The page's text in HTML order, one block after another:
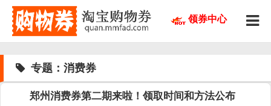
领券中心
专题：消费券
郑州消费券第二期来啦！领取时间和方法公布